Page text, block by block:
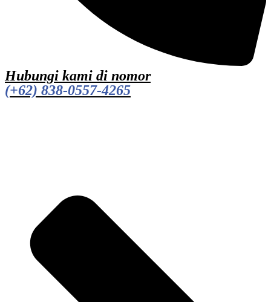
Hubungi kami di nomor
(+62) 838-0557-4265